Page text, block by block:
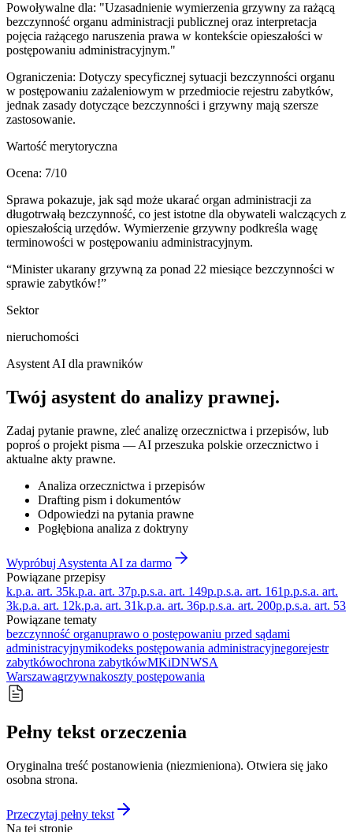
Powoływalne dla: "Uzasadnienie wymierzenia grzywny za rażącą
bezczynność organu administracji publicznej oraz interpretacja
pojęcia rażącego naruszenia prawa w kontekście opieszałości w
postępowaniu administracyjnym."
Ograniczenia: Dotyczy specyficznej sytuacji bezczynności organu
w postępowaniu zażaleniowym w przedmiocie rejestru zabytków,
jednak zasady dotyczące bezczynności i grzywny mają szersze
zastosowanie.
Wartość merytoryczna
Ocena: 7/10
Sprawa pokazuje, jak sąd może ukarać organ administracji za
długotrwałą bezczynność, co jest istotne dla obywateli walczących z
opieszałością urzędów. Wymierzenie grzywny podkreśla wagę
terminowości w postępowaniu administracyjnym.
“Minister ukarany grzywną za ponad 22 miesiące bezczynności w
sprawie zabytków!”
Sektor
nieruchomości
Asystent AI dla prawników
Twój asystent do analizy prawnej.
Zadaj pytanie prawne, zleć analizę orzecznictwa i przepisów, lub
poproś o projekt pisma — AI przeszuka polskie orzecznictwo i
aktualne akty prawne.
Analiza orzecznictwa i przepisów
Drafting pism i dokumentów
Odpowiedzi na pytania prawne
Pogłębiona analiza z doktryny
Wypróbuj Asystenta AI za darmo
Powiązane przepisy
k.p.a. art. 35k.p.a. art. 37p.p.s.a. art. 149p.p.s.a. art. 161p.p.s.a. art.
3k.p.a. art. 12k.p.a. art. 31k.p.a. art. 36p.p.s.a. art. 200p.p.s.a. art. 53
Powiązane tematy
bezczynność organuprawo o postępowaniu przed sądami
administracyjnymikodeks postępowania administracyjnegorejestr
zabytkówochrona zabytkówMKiDNWSA
Warszawagrzywnakoszty postępowania
Pełny tekst orzeczenia
Oryginalna treść postanowienia (niezmieniona). Otwiera się jako
osobna strona.
Przeczytaj pełny tekst
Na tej stronie